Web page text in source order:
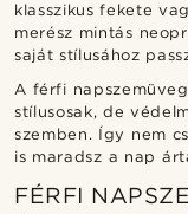
klasszikus fekete
merész mintás
saját stílusához
A férfi
stílusosak, de
szemben. Így nem
is maradsz a nap
FÉRFI